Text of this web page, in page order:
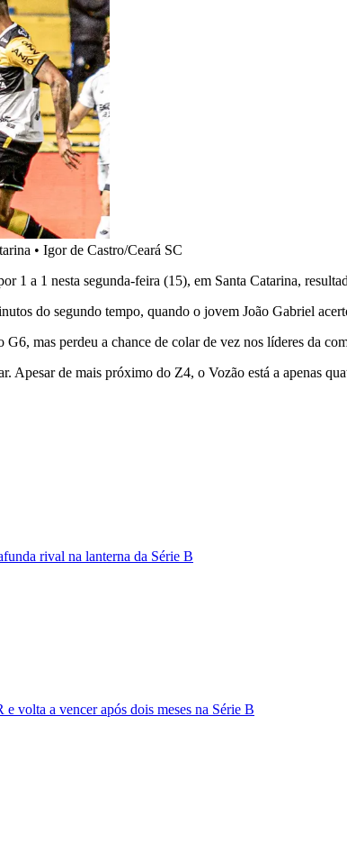
• Igor de Castro/Ceará SC
1 a 1 nesta segunda-feira (15), em Santa Catarina,
do segundo tempo, quando o jovem João Gabriel
mas perdeu a chance de colar de vez nos líderes da
Apesar de mais próximo do Z4, o Vozão está a apenas
rival na lanterna da Série B
volta a vencer após dois meses na Série B